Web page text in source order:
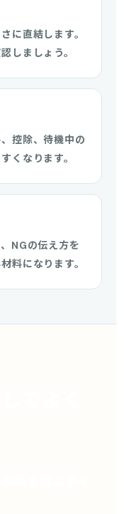
に直結します。
しましょう。
控除、待機中の
くなります。
NGの伝え方を
料になります。